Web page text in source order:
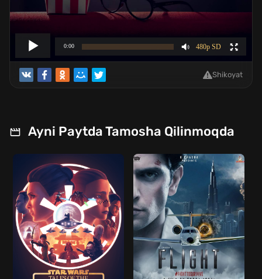
Shikoyat
Ayni Paytda Tamosha Qilinmoqda